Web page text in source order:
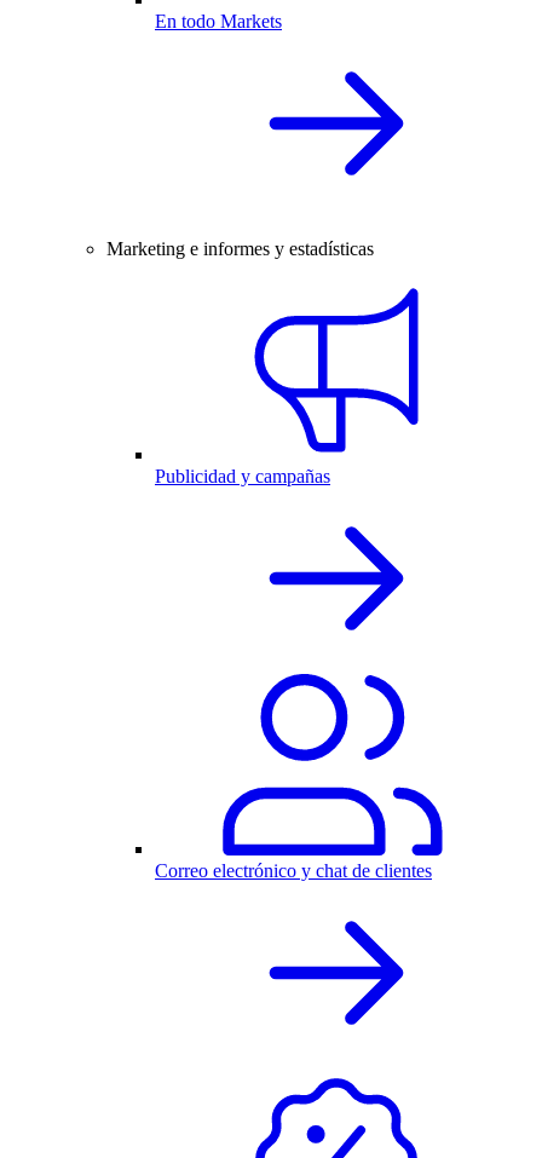
En todo Markets
Marketing e informes y estadísticas
Publicidad y campañas
Correo electrónico y chat de clientes